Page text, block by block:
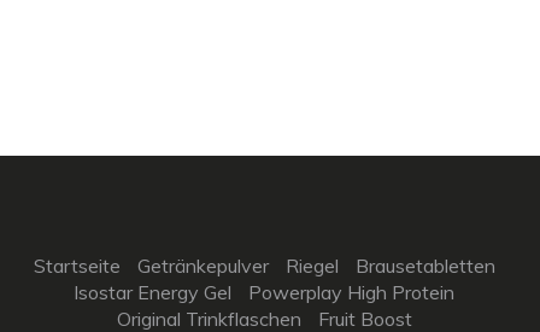
Startseite Getränkepulver Riegel
Brausetabletten
Isostar Energy Gel
Powerplay High Protein
Original Trinkflaschen
Fruit Boost